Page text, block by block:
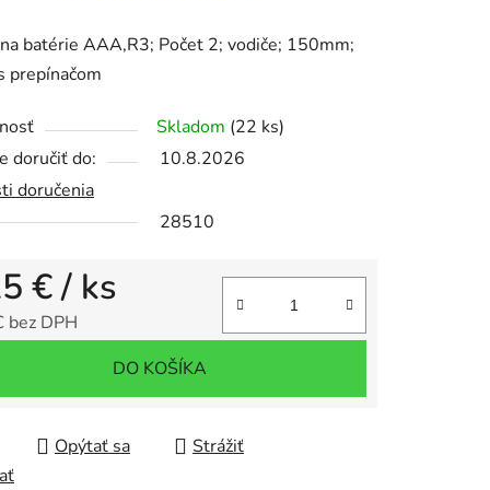
batérie AAA,R3; Počet 2; vodiče; 150mm;
prepínačom
Skladom (22 ks)
doručiť do:
10.8.2026
doručenia
28510
€/ ks
bez DPH
DO KOŠÍKA
Opýtať sa
Strážiť